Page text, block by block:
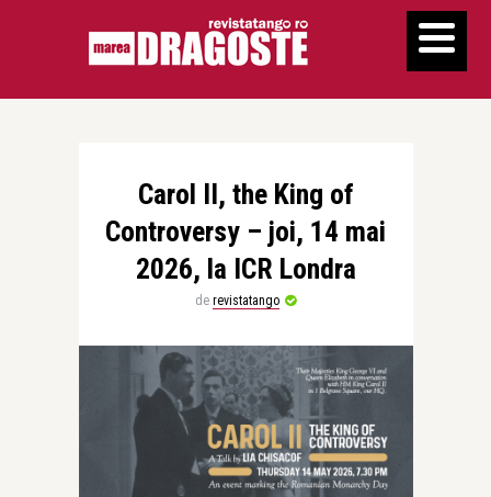
Carol II, the King of
Controversy – joi, 14 mai
2026, la ICR Londra
de revistatango